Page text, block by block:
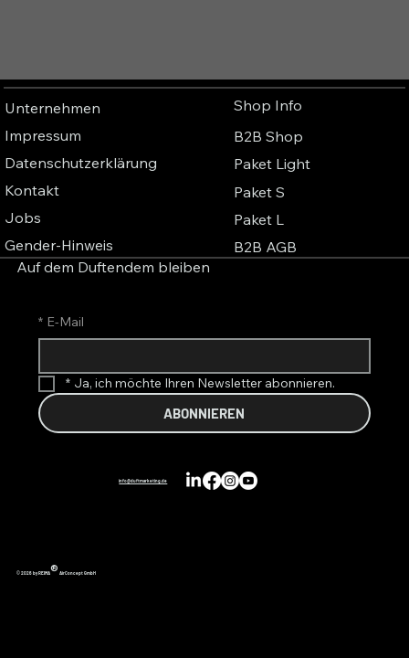
Unternehmen
Impressum
Datenschutzerklärung
Kontakt
Jobs
Gender-Hinweis
Shop Info
B2B Shop
Paket Light
Paket S
Paket L
B2B AGB
Auf dem Duftendem bleiben
* E-Mail
* Ja, ich möchte Ihren Newsletter abonnieren.
ABONNIEREN
info@duftmarketing.de
© 2026 by REIMA® AirConcept GmbH